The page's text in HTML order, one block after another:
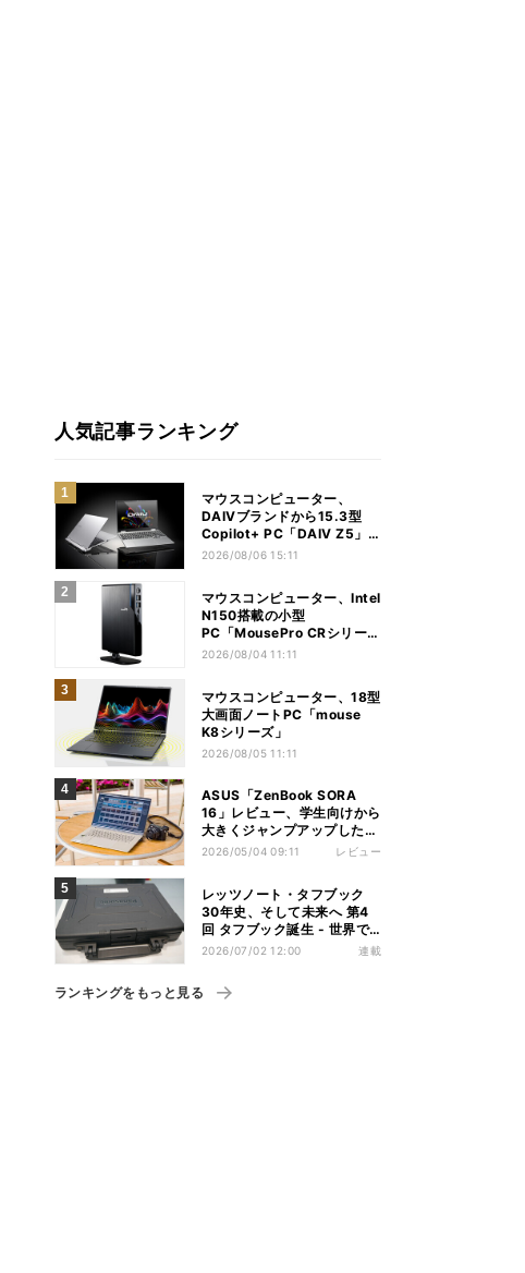
人気記事ランキング
マウスコンピューター、
DAIVブランドから15.3型
Copilot+ PC「DAIV Z5」
発売
2026/08/06 15:11
マウスコンピューター、Intel
N150搭載の小型
PC「MousePro CRシリー
ズ」
2026/08/04 11:11
マウスコンピューター、18型
大画面ノートPC「mouse
K8シリーズ」
2026/08/05 11:11
ASUS「ZenBook SORA
16」レビュー、学生向けから
大きくジャンプアップした
Snapdragon X2 Elite
2026/05/04 09:11 レビュー
レッツノート・タフブック
30年史、そして未来へ 第4
回 タフブック誕生 - 世界で
評価される「堅牢な道具」、
2026/07/02 12:00 連載
ランキングをもっと見る